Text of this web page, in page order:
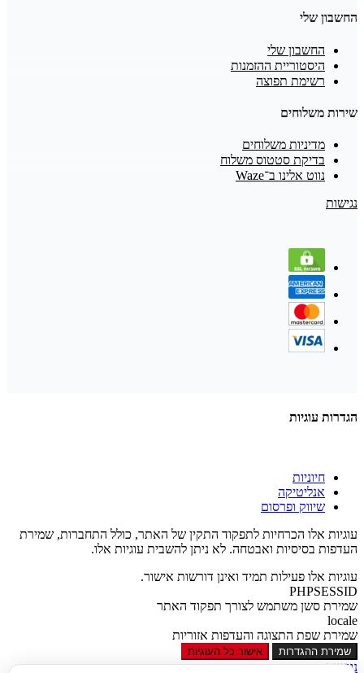
החשבון שלי
החשבון שלי
היסטוריית ההזמנות
רשימת תפוצה
שירות משלוחים
מדיניות משלוחים
בדיקת סטטוס משלוח
נווט אלינו ב־Waze
נגישות
הגדרות עוגיות
חיוניות
אנליטיקה
שיווק ופרסום
עוגיות אלו הכרחיות לתפקוד התקין של האתר, כולל התחברות, שמירת
העדפות בסיסיות ואבטחה. לא ניתן להשבית עוגיות אלו.
עוגיות אלו פעילות תמיד ואינן דורשות אישור.
PHPSESSID
שמירת סשן משתמש לצורך תפקוד האתר
locale
שמירת שפת התצוגה והעדפות אזוריות
שמירת ההגדרות אישור כל העוגיות
נגישות